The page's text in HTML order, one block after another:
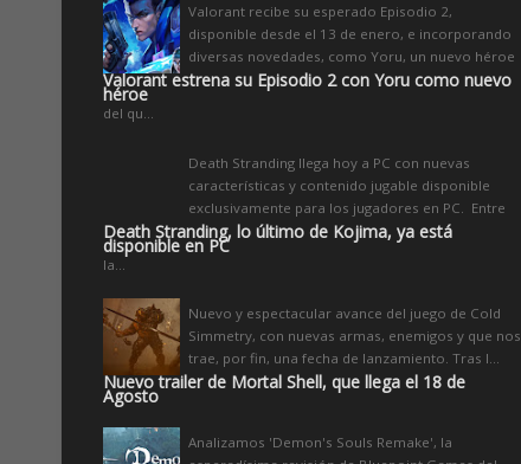
Valorant estrena su Episodio 2 con Yoru como nuevo
héroe
Valorant recibe su esperado Episodio 2,
disponible desde el 13 de enero, e incorporando
diversas novedades, como Yoru, un nuevo héroe
del qu...
Death Stranding, lo último de Kojima, ya está
disponible en PC
Death Stranding llega hoy a PC con nuevas
características y contenido jugable disponible
exclusivamente para los jugadores en PC. Entre
la...
Nuevo trailer de Mortal Shell, que llega el 18 de
Agosto
Nuevo y espectacular avance del juego de Cold
Simmetry, con nuevas armas, enemigos y que nos
trae, por fin, una fecha de lanzamiento. Tras l...
Analizamos 'Demon's Souls Remake', la